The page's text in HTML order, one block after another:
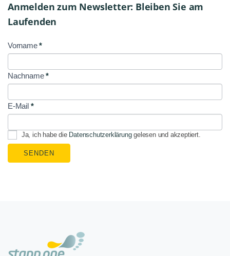
Anmelden zum Newsletter: Bleiben Sie am
Laufenden
NL
Signup
Vorname*
Nachname*
E-Mail *
Ja, ich habe die Datenschutzerklärunggelesen und akzeptiert.
SENDEN